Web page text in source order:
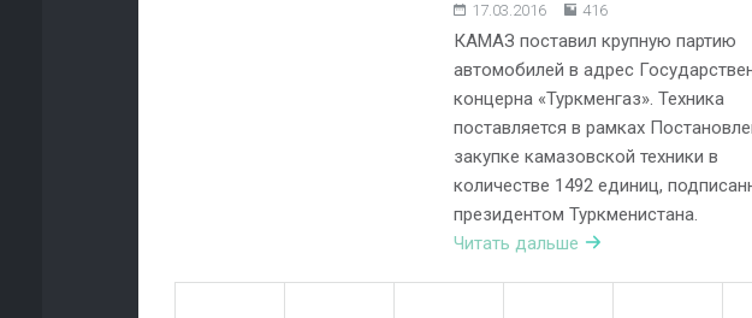
17.03.2016 416
КАМАЗ поставил крупную партию
автомобилей в адрес
концерна «Туркменгаз». Техника
поставляется в рамках
закупке камазовской техники в
количестве 1492 единиц,
президентом Туркменистана.
Читать дальше